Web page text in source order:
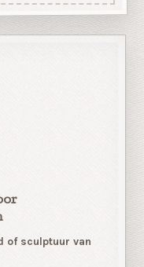
of sculptuur van